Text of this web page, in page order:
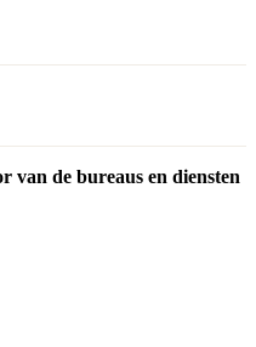
van de bureaus en diensten